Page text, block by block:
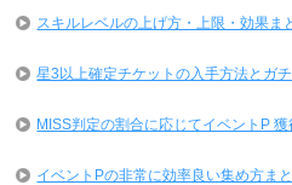
スキルレベルの上げ方・上限・効果
星3以上確定チケットの入手方法とガ
MISS判定の割合に応じてイベントP 獲
イベントPの非常に効率良い集め方ま